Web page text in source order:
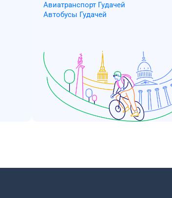
Авиатранспорт Гудачей
Автобусы Гудачей